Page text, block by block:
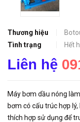
Thương hiệu
Tình trạng
Hết
Liên hệ
Máy bơm dầu nóng
bơm có cấu trúc hợp
thích hợp sử dụng để